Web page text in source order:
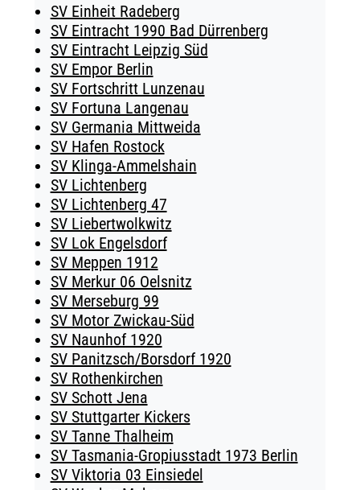
SV Einheit Radeberg
SV Eintracht 1990 Bad Dürrenberg
SV Eintracht Leipzig Süd
SV Empor Berlin
SV Fortschritt Lunzenau
SV Fortuna Langenau
SV Germania Mittweida
SV Hafen Rostock
SV Klinga-Ammelshain
SV Lichtenberg
SV Lichtenberg 47
SV Liebertwolkwitz
SV Lok Engelsdorf
SV Meppen 1912
SV Merkur 06 Oelsnitz
SV Merseburg 99
SV Motor Zwickau-Süd
SV Naunhof 1920
SV Panitzsch/​Borsdorf 1920
SV Rothenkirchen
SV Schott Jena
SV Stuttgarter Kickers
SV Tanne Thalheim
SV Tasmania-Gropiusstadt 1973 Berlin
SV Viktoria 03 Einsiedel